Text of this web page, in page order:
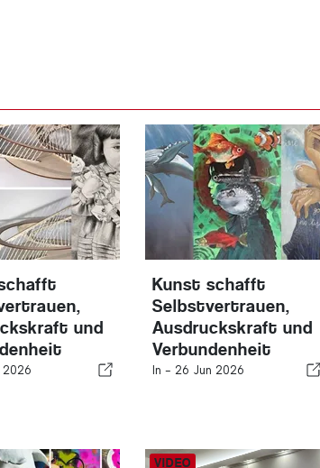
und
2026
Kunst schafft
Selbstvertrauen,
Ausdruckskraft und
Verbundenheit
In - 26 Jun 2026